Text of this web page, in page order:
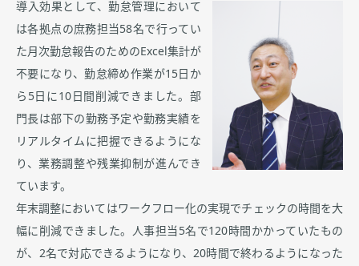
導入効果として、勤怠管理において
は各拠点の庶務担当58名で行ってい
た月次勤怠報告のためのExcel集計が
不要になり、勤怠締め作業が15日か
ら5日に10日間削減できました。部
門長は部下の勤務予定や勤務実績を
リアルタイムに把握できるようにな
り、業務調整や残業抑制が進んでき
ています。
年末調整においてはワークフロー化の実現でチェックの時間を大
幅に削減できました。人事担当5名で120時間かかっていたもの
が、2名で対応できるようになり、20時間で終わるようになった